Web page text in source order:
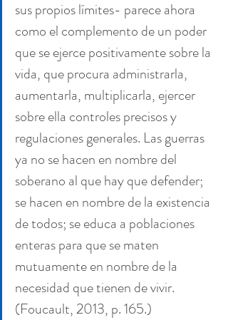
sus propios límites- parece ahora
como el complemento de un poder
que se ejerce positivamente sobre la
vida, que procura administrarla,
aumentarla, multiplicarla, ejercer
sobre ella controles precisos y
regulaciones generales. Las guerras
ya no se hacen en nombre del
soberano al que hay que defender;
se hacen en nombre de la existencia
de todos; se educa a poblaciones
enteras para que se maten
mutuamente en nombre de la
necesidad que tienen de vivir.
(Foucault, 2013, p. 165.)